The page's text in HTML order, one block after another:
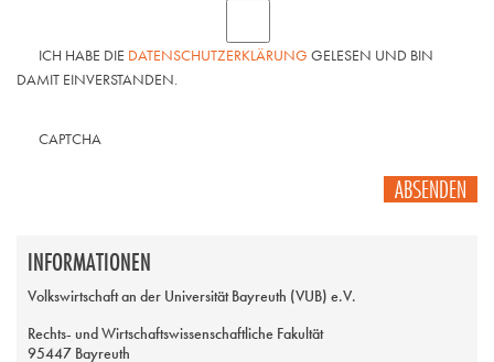
INFORMATIONEN
Volkswirtschaft an der Universität Bayreuth (VUB) e.V.
Rechts- und Wirtschaftswissenschaftliche Fakultät
95447 Bayreuth
ICH HABE DIE DATENSCHUTZERKLÄRUNG GELESEN UND BIN
DAMIT EINVERSTANDEN.
CAPTCHA
ABSENDEN